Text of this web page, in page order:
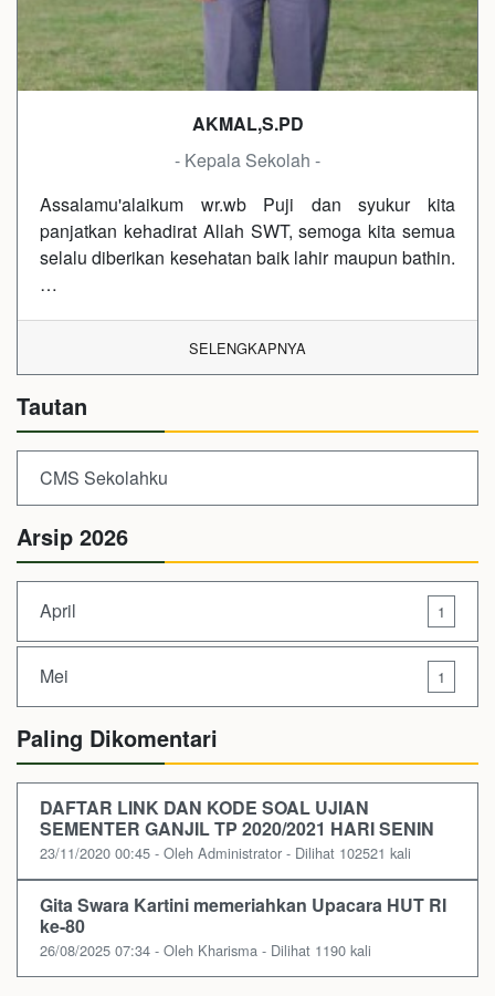
AKMAL,S.PD
- Kepala Sekolah -
Assalamu'alaikum wr.wb Puji dan syukur kita
panjatkan kehadirat Allah SWT, semoga kita semua
selalu diberikan kesehatan baik lahir maupun bathin.
…
SELENGKAPNYA
Tautan
CMS Sekolahku
Arsip 2026
April 1
Mei 1
Paling Dikomentari
DAFTAR LINK DAN KODE SOAL UJIAN
SEMENTER GANJIL TP 2020/2021 HARI SENIN
23/11/2020 00:45 - Oleh Administrator - Dilihat 102521 kali
Gita Swara Kartini memeriahkan Upacara HUT RI
ke-80
26/08/2025 07:34 - Oleh Kharisma - Dilihat 1190 kali